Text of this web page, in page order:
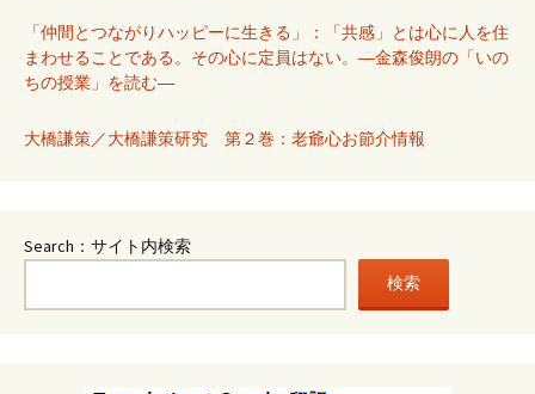
「仲間とつながりハッピーに生きる」：「共感」とは心に人を住
まわせることである。その心に定員はない。―金森俊朗の「いの
ちの授業」を読む―
大橋謙策／大橋謙策研究 第２巻：老爺心お節介情報
Search：サイト内検索
検索